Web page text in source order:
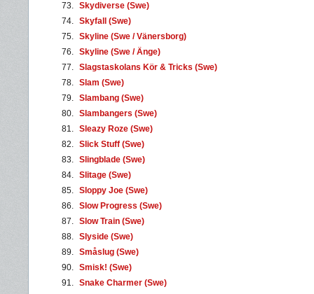
73. Skydiverse (Swe)
74. Skyfall (Swe)
75. Skyline (Swe / Vänersborg)
76. Skyline (Swe / Änge)
77. Slagstaskolans Kör & Tricks (Swe)
78. Slam (Swe)
79. Slambang (Swe)
80. Slambangers (Swe)
81. Sleazy Roze (Swe)
82. Slick Stuff (Swe)
83. Slingblade (Swe)
84. Slitage (Swe)
85. Sloppy Joe (Swe)
86. Slow Progress (Swe)
87. Slow Train (Swe)
88. Slyside (Swe)
89. Småslug (Swe)
90. Smisk! (Swe)
91. Snake Charmer (Swe)